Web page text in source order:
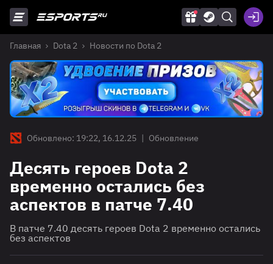
Главная Dota 2 Новости по Dota 2
Обновлено: 19:22, 16.12.25 | Обновление
Десять героев Dota 2
временно остались без
аспектов в патче 7.40
В патче 7.40 десять героев Dota 2 временно остались
без аспектов